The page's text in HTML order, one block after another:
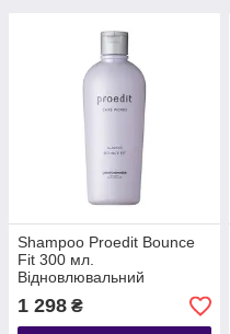
Shampoo Proedit Bounce
Fit 300 мл.
Відновлювальний
шампунь для сильно
пошкодженого волосся
1 298 ₴